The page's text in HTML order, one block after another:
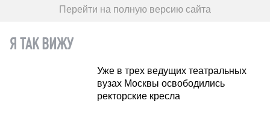
Перейти на полную версию сайта
Я ТАК ВИЖУ
Уже в трех ведущих театральных
вузах Москвы освободились
ректорские кресла